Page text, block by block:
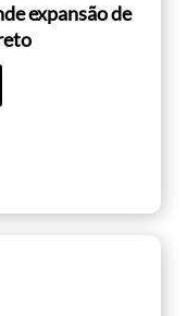
expansão de